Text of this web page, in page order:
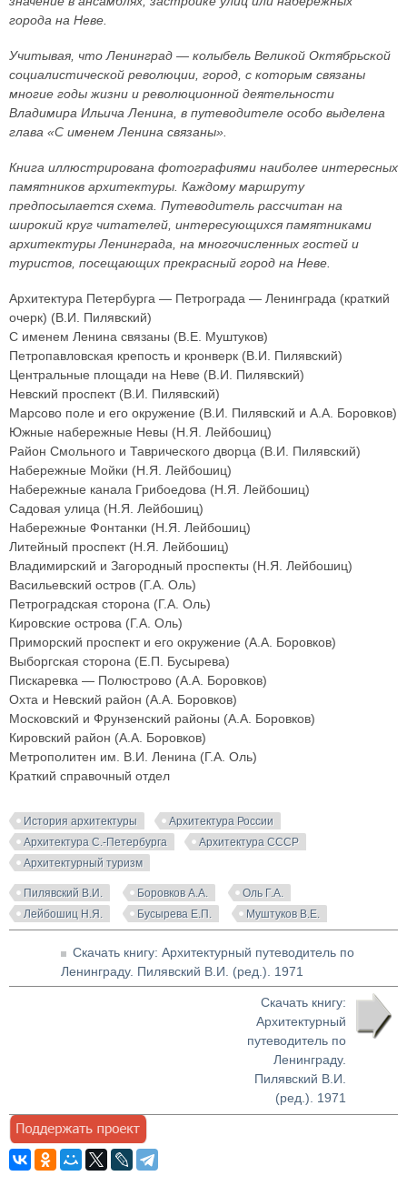
города на Неве.
Учитывая, что Ленинград — колыбель Великой Октябрьской
социалистической революции, город, с которым связаны
многие годы жизни и революционной деятельности
Владимира Ильича Ленина, в путеводителе особо выделена
глава «С именем Ленина связаны».
Книга иллюстрирована фотографиями наиболее интересных
памятников архитектуры. Каждому маршруту
предпосылается схема. Путеводитель рассчитан на
широкий круг читателей, интересующихся памятниками
архитектуры Ленинграда, на многочисленных гостей и
туристов, посещающих прекрасный город на Неве.
Архитектура Петербурга — Петрограда — Ленинграда (краткий
очерк) (В.И. Пилявский)
С именем Ленина связаны (В.Е. Муштуков)
Петропавловская крепость и кронверк (В.И. Пилявский)
Центральные площади на Неве (В.И. Пилявский)
Невский проспект (В.И. Пилявский)
Марсово поле и его окружение (В.И. Пилявский и А.А. Боровков)
Южные набережные Невы (Н.Я. Лейбошиц)
Район Смольного и Таврического дворца (В.И. Пилявский)
Набережные Мойки (Н.Я. Лейбошиц)
Набережные канала Грибоедова (Н.Я. Лейбошиц)
Садовая улица (Н.Я. Лейбошиц)
Набережные Фонтанки (Н.Я. Лейбошиц)
Литейный проспект (Н.Я. Лейбошиц)
Владимирский и Загородный проспекты (Н.Я. Лейбошиц)
Васильевский остров (Г.А. Оль)
Петроградская сторона (Г.А. Оль)
Кировские острова (Г.А. Оль)
Приморский проспект и его окружение (A.A. Боровков)
Выборгская сторона (Е.П. Бусырева)
Пискаревка — Полюстрово (А.А. Боровков)
Охта и Невский район (А.А. Боровков)
Московский и Фрунзенский районы (А.А. Боровков)
Кировский район (A.A. Боровков)
Метрополитен им. В.И. Ленина (Г.А. Оль)
Краткий справочный отдел
История архитектуры
Архитектура России
Архитектура С.-Петербурга
Архитектура СССР
Архитектурный туризм
Пилявский В.И. Боровков A.A.
Оль Г.А.
Лейбошиц Н.Я.
Бусырева Е.П. Муштуков В.Е.
Скачать книгу: Архитектурный путеводитель по
Ленинграду. Пилявский В.И. (ред.). 1971
Скачать книгу:
Архитектурный
путеводитель по
Ленинграду.
Пилявский В.И.
(ред.). 1971